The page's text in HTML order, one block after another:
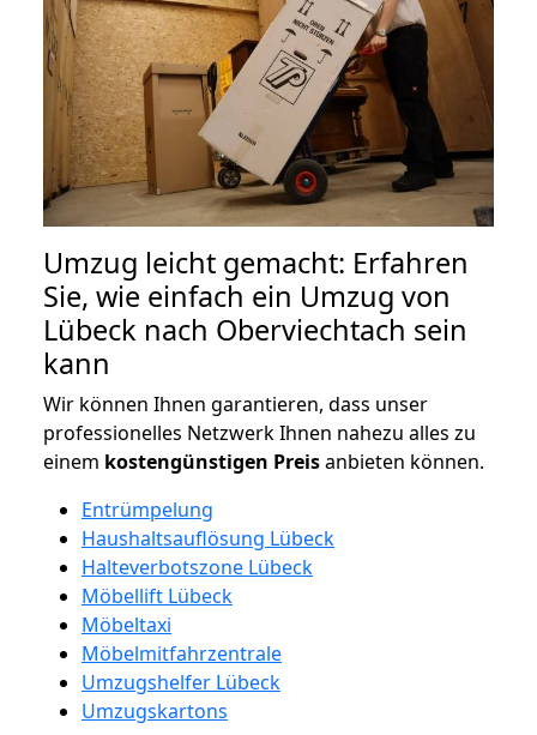
Umzug leicht gemacht: Erfahren
Sie, wie einfach ein Umzug von
Lübeck nach Oberviechtach sein
kann
Wir können Ihnen garantieren, dass unser
professionelles Netzwerk Ihnen nahezu alles zu
einem kostengünstigen Preisanbieten können.
Entrümpelung
Haushaltsauflösung Lübeck
Halteverbotszone Lübeck
Möbellift Lübeck
Möbeltaxi
Möbelmitfahrzentrale
Umzugshelfer Lübeck
Umzugskartons